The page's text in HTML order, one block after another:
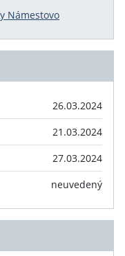
Námestovo
26.03.2024
21.03.2024
27.03.2024
neuvedený